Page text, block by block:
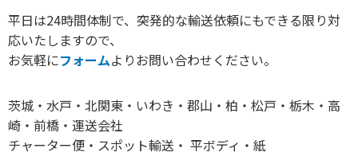
平日は24時間体制で、突発的な輸送依頼にもできる限り対
応いたしますので、
お気軽にフォームよりお問い合わせください。
茨城・水戸・北関東・いわき・郡山・柏・松戸・栃木・高
崎・前橋・運送会社
チャーター便・スポット輸送・ 平ボディ・紙